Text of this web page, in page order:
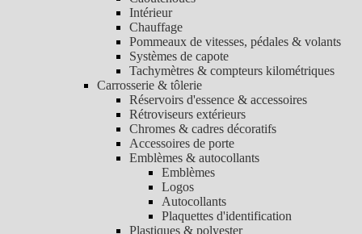
Intérieur
Chauffage
Pommeaux de vitesses, pédales & volants
Systèmes de capote
Tachymètres & compteurs kilométriques
Carrosserie & tôlerie
Réservoirs d'essence & accessoires
Rétroviseurs extérieurs
Chromes & cadres décoratifs
Accessoires de porte
Emblèmes & autocollants
Emblèmes
Logos
Autocollants
Plaquettes d'identification
Plastiques & polyester